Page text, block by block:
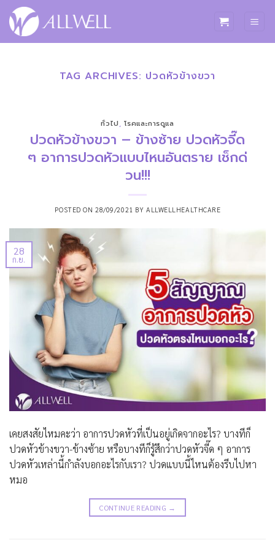
ข้าม
ไป
TAG ARCHIVES: ปวดหัวข้างขวา
ทั่วไป, โรคและการดูแล
ปวดหัวข้างขวา – ข้างซ้าย ปวดหัวจี๊ด
ๆ อาการปวดหัวแบบไหนอันตราย เช็กด่
วน!!!
POSTED ON28/09/2021 BY ALLWELLHEALTHCARE
28
ก.ย.
เคยสงสัยไหมคะว่า อาการปวดหัวที่เป็นอยู่เกิดจากอะไร? บางทีก็
ปวดหัวข้างขวา-ข้างซ้าย หรือบางทีก็รู้สึกว่าปวดหัวจี๊ด ๆ อาการ
ปวดหัวเหล่านี้กำลังบอกอะไรกับเรา? ปวดแบบนี้ไหนต้องรีบไปหา
หมอ
CONTINUE READING →